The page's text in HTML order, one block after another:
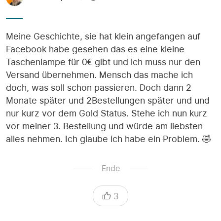
Meine Geschichte, sie hat klein angefangen auf
Facebook habe gesehen das es eine kleine
Taschenlampe für 0€ gibt und ich muss nur den
Versand übernehmen. Mensch das mache ich
doch, was soll schon passieren. Doch dann 2
Monate später und 2Bestellungen später und und
nur kurz vor dem Gold Status. Stehe ich nun kurz
vor meiner 3. Bestellung und würde am liebsten
alles nehmen. Ich glaube ich habe ein Problem. 🤣
Ende
3